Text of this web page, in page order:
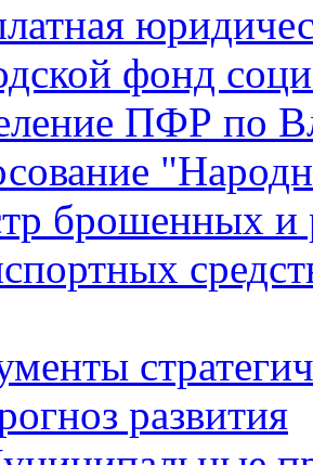
фонд
ПФР по
брошенных и
развития